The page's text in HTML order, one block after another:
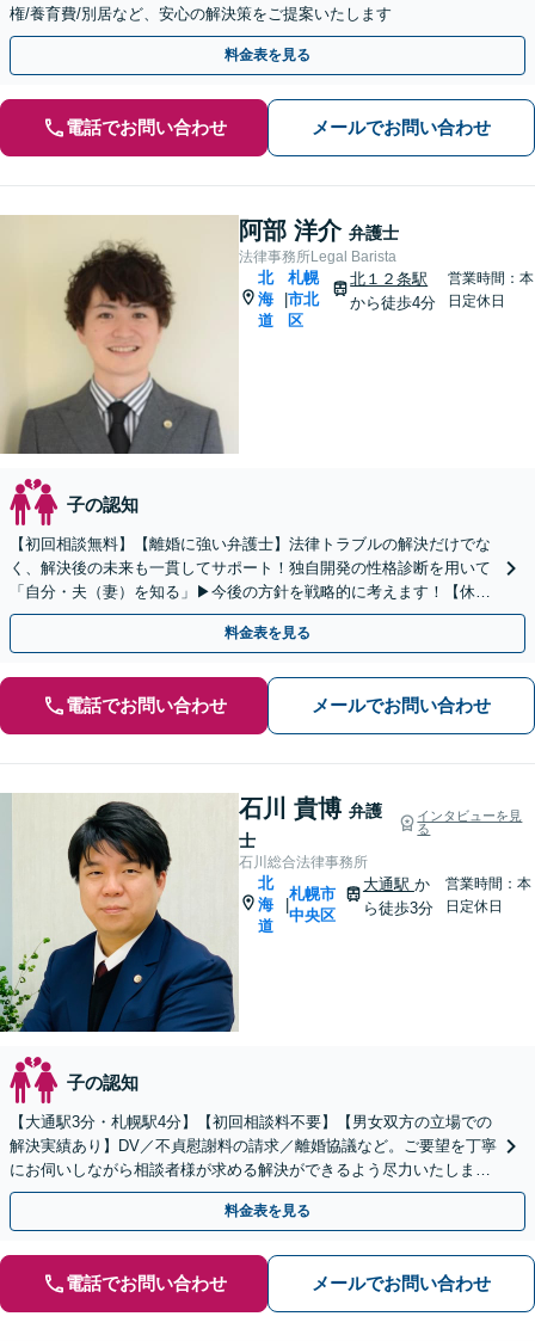
権/養育費/別居など、安心の解決策をご提案いたします
料金表を見る
電話でお問い合わせ メールでお問い合わせ
阿部 洋介 弁護士
法律事務所Legal Barista
北
海
道
札幌
市北
区
北１２条駅
から徒歩4分
営業時間：本
日定休日
子の認知
【初回相談無料】【離婚に強い弁護士】法律トラブルの解決だけでな
く、解決後の未来も一貫してサポート！独自開発の性格診断を用いて
「自分・夫（妻）を知る」▶︎今後の方針を戦略的に考えます！【休
日・夜間対応】【オンライン相談OK】【札幌駅5分】
料金表を見る
電話でお問い合わせ メールでお問い合わせ
石川 貴博 弁護
士
インタビューを見
る
石川総合法律事務所
北
海
道
札幌市
中央区
大通駅 か
ら徒歩3分
営業時間：本
日定休日
子の認知
【大通駅3分・札幌駅4分】【初回相談料不要】【男女双方の立場での
解決実績あり】DV／不貞慰謝料の請求／離婚協議など。ご要望を丁寧
にお伺いしながら相談者様が求める解決ができるよう尽力いたしま
す。財産分与が絡むような複雑な案件もお任せください。
料金表を見る
電話でお問い合わせ メールでお問い合わせ